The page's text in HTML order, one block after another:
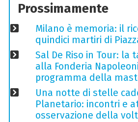
Prossimamente
Milano è memoria: il
quindici martiri di
Sal De Riso in Tour: la
alla Fonderia
programma della
Una notte di stelle
Planetario: incontri e
osservazione della